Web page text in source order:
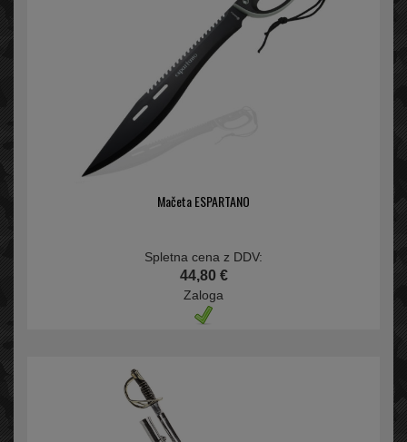
Mačeta ESPARTANO
Spletna cena z DDV:
44,80 €
Zaloga